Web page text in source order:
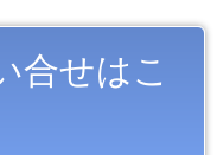
合せはこ